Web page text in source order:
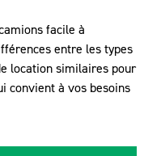
facile à
entre les types
location similaires pour
convient à vos besoins